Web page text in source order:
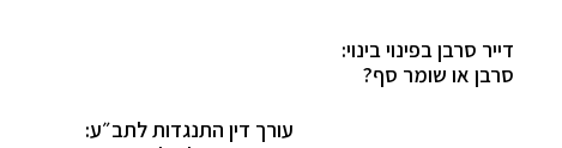
דייר סרבן בפינוי בינוי:
סרבן או שומר סף?
עורך דין התנגדות לתב״ע: